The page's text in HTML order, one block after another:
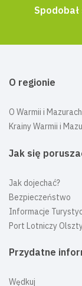
O regionie
O Warmii i Mazurach
Krainy Warmii i
Jak się
Jak dojechać?
Bezpieczeństwo
Informacje
Port Lotniczy
Przydatne
Wędkuj